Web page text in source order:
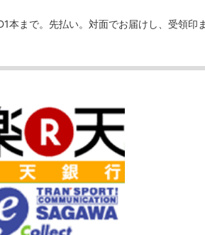
本まで。先払い。対面でお届けし、受領印